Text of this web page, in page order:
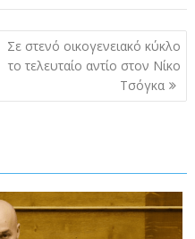
Σε στενό οικογενειακό κύκλο
το τελευταίο αντίο στον Νίκο
Τσόγκα